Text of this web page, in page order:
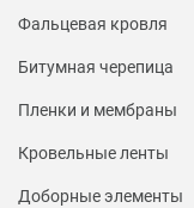
Фальцевая кровля
Битумная черепица
Пленки и мембраны
Кровельные ленты
Доборные элементы